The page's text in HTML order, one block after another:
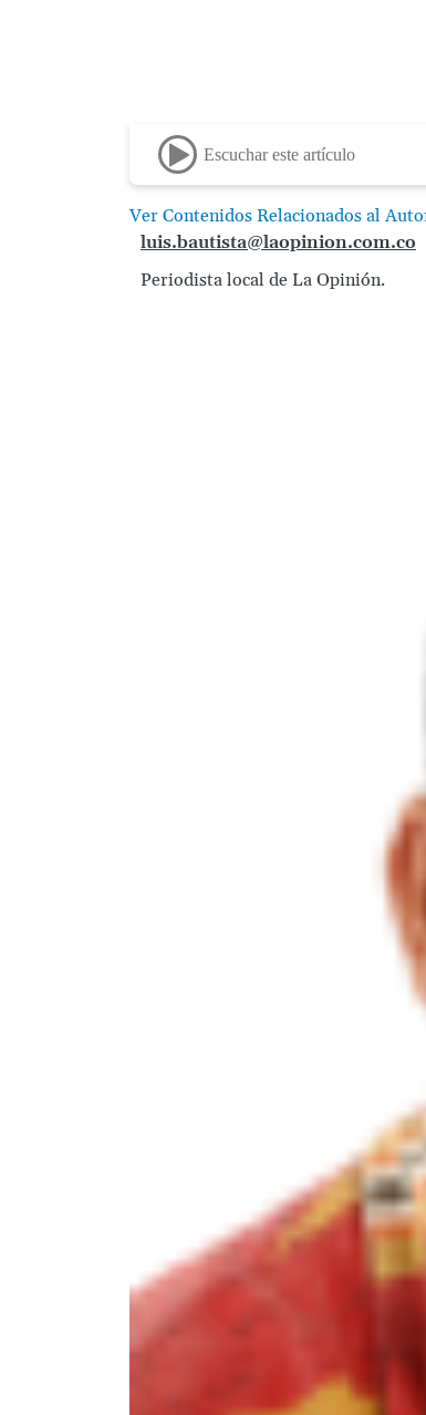
Escuchar este artículo
Ver Contenidos Relacionados al
luis.bautista@laopinion.com.co
Periodista local de La Opinión.